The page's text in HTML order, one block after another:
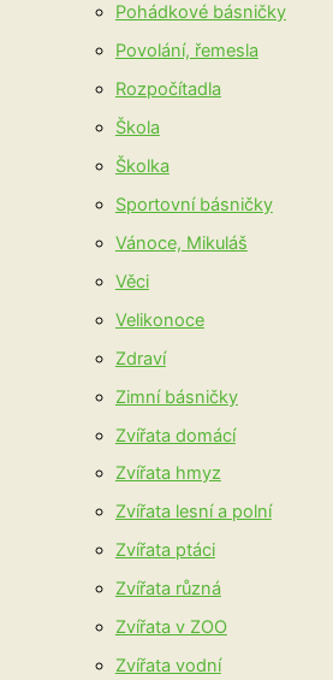
Pohádkové básničky
Povolání, řemesla
Rozpočítadla
Škola
Školka
Sportovní básničky
Vánoce, Mikuláš
Věci
Velikonoce
Zdraví
Zimní básničky
Zvířata domácí
Zvířata hmyz
Zvířata lesní a polní
Zvířata ptáci
Zvířata různá
Zvířata v ZOO
Zvířata vodní